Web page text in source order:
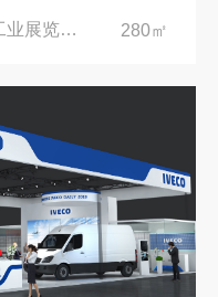
2024年德国杜塞尔多夫玻璃工业展览会Glasstec|德国杜塞尔多夫会展中心 280㎡